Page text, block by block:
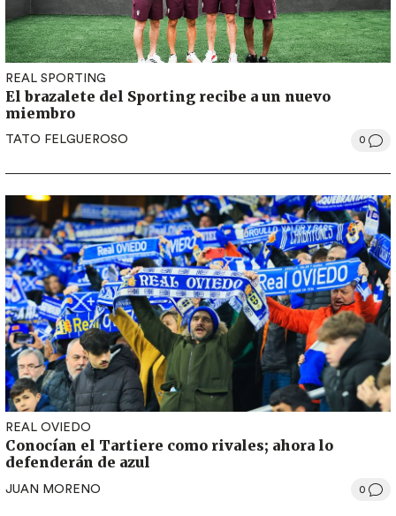
REAL SPORTING
El brazalete del Sporting recibe a un nuevo
miembro
TATO FELGUEROSO 0
REAL OVIEDO
Conocían el Tartiere como rivales; ahora lo
defenderán de azul
JUAN MORENO 0